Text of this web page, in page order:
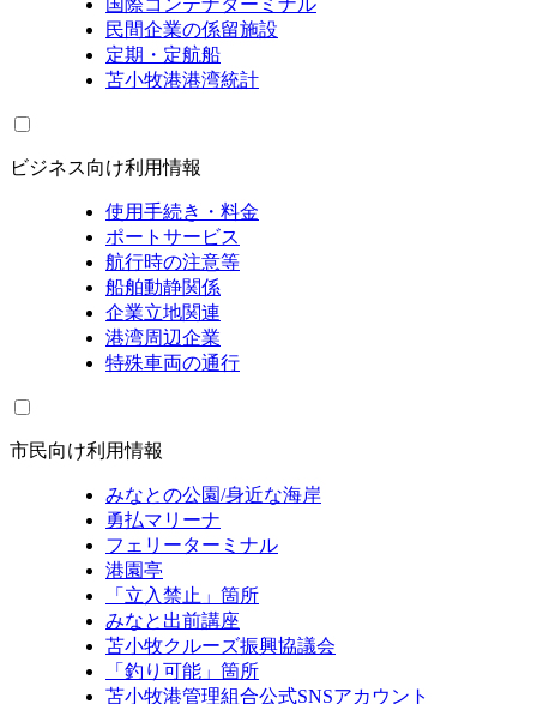
国際コンテナターミナル
民間企業の係留施設
定期・定航船
苫小牧港港湾統計
ビジネス向け利用情報
使用手続き・料金
ポートサービス
航行時の注意等
船舶動静関係
企業立地関連
港湾周辺企業
特殊車両の通行
市民向け利用情報
みなとの公園/身近な海岸
勇払マリーナ
フェリーターミナル
港園亭
「立入禁止」箇所
みなと出前講座
苫小牧クルーズ振興協議会
「釣り可能」箇所
苫小牧港管理組合公式SNSアカウント